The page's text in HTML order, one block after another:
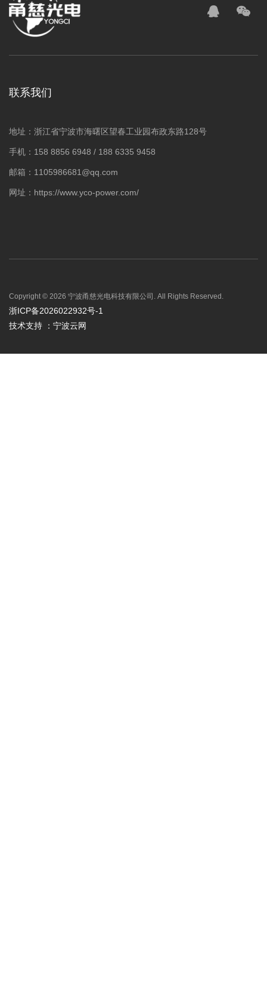
联系我们
地址：浙江省宁波市海曙区望春工业园布政东路128号
手机：158 8856 6948 / 188 6335 9458
邮箱：1105986681@qq.com
网址：https://www.yco-power.com/
Copyright © 2026 宁波甬慈光电科技有限公司. All Rights Reserved.
浙ICP备2026022932号-1
技术支持
：宁波云网